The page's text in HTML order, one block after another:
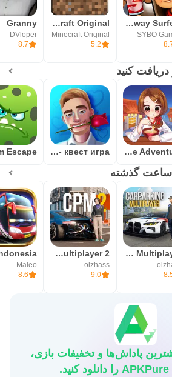
Subway Surfers
SYBO
Minecraft Original
Minecraft Original
5.2
Granny
DVloper
8.7
Ramen Cooking Game Adventure
Холостяк - квест игра
Car Parking Multiplayer
Car Parking Multiplayer 2
olzhass
9.0
Maleo
8.6
پاداش‌ها و تخفیفات بازی،